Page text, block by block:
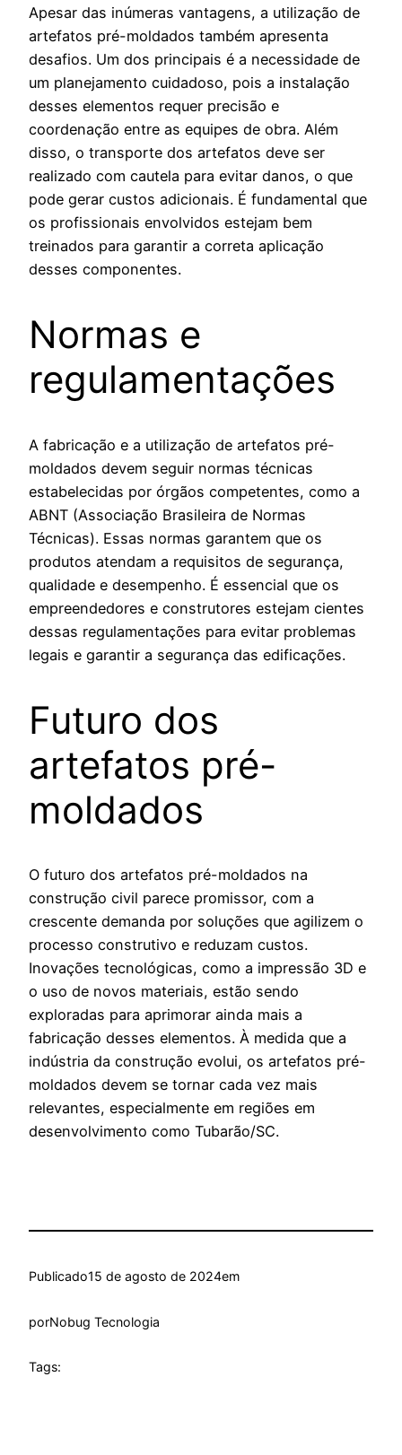
Apesar das inúmeras vantagens, a utilização de
artefatos pré-moldados também apresenta
desafios. Um dos principais é a necessidade de
um planejamento cuidadoso, pois a instalação
desses elementos requer precisão e
coordenação entre as equipes de obra. Além
disso, o transporte dos artefatos deve ser
realizado com cautela para evitar danos, o que
pode gerar custos adicionais. É fundamental que
os profissionais envolvidos estejam bem
treinados para garantir a correta aplicação
desses componentes.
Normas e
regulamentações
A fabricação e a utilização de artefatos pré-
moldados devem seguir normas técnicas
estabelecidas por órgãos competentes, como a
ABNT (Associação Brasileira de Normas
Técnicas). Essas normas garantem que os
produtos atendam a requisitos de segurança,
qualidade e desempenho. É essencial que os
empreendedores e construtores estejam cientes
dessas regulamentações para evitar problemas
legais e garantir a segurança das edificações.
Futuro dos
artefatos pré-
moldados
O futuro dos artefatos pré-moldados na
construção civil parece promissor, com a
crescente demanda por soluções que agilizem o
processo construtivo e reduzam custos.
Inovações tecnológicas, como a impressão 3D e
o uso de novos materiais, estão sendo
exploradas para aprimorar ainda mais a
fabricação desses elementos. À medida que a
indústria da construção evolui, os artefatos pré-
moldados devem se tornar cada vez mais
relevantes, especialmente em regiões em
desenvolvimento como Tubarão/SC.
Publicado15 de agosto de 2024em
porNobug Tecnologia
Tags: